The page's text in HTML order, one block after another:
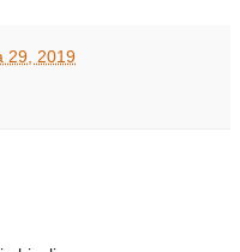
29, 2019